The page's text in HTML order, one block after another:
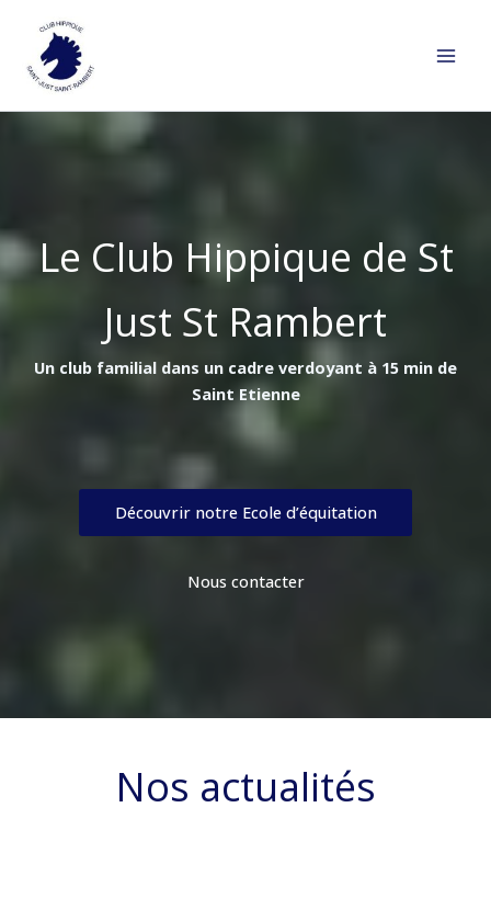
contenu
Le Club Hippique de St
Just St Rambert
Un club familial dans un cadre verdoyant à 15 min de
Saint Etienne
Découvrir notre Ecole d’équitation
Nous contacter
Nos actualités